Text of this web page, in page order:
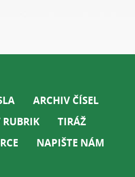
ARCHIV ČÍSEL
TIRÁŽ
NAPIŠTE NÁM